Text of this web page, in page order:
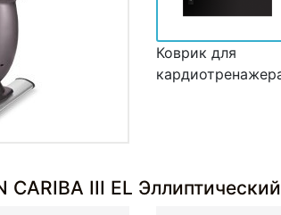
Коврик для
CARIBA III EL